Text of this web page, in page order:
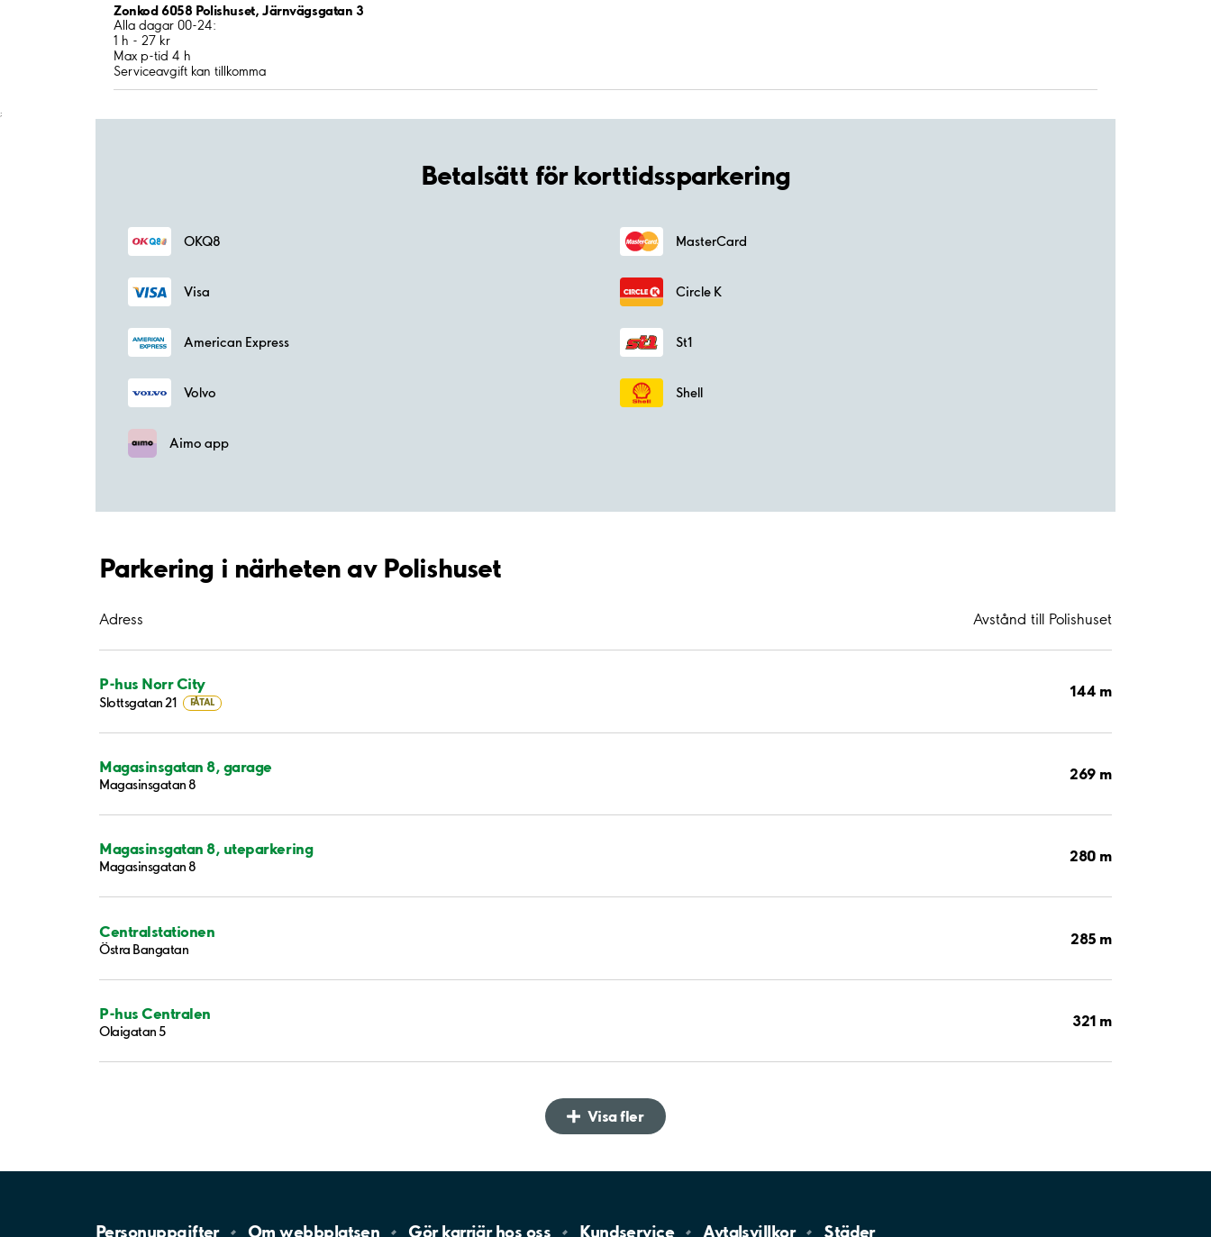
Zonkod 6058 Polishuset, Järnvägsgatan 3
Alla dagar 00-24:
1 h - 27 kr
Max p-tid 4 h
Serviceavgift kan tillkomma
;
Betalsätt för korttidssparkering
OKQ8 MasterCard
Visa Circle K
American Express St1
Volvo Shell
Aimo app
Parkering i närheten av Polishuset
Adress Avstånd till Polishuset
P-hus Norr City
Slottsgatan 21 FÅTAL
144 m
Magasinsgatan 8, garage
Magasinsgatan 8
269 m
Magasinsgatan 8, uteparkering
Magasinsgatan 8
280 m
Centralstationen
Östra Bangatan
285 m
P-hus Centralen
Olaigatan 5
321 m
Visa fler
Personuppgifter Omwebbplatsen Gör karriär hos oss Kundservice Avtalsvillkor Städer